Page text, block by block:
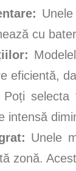
cu
eficientă,
Poți selecta
intensă
Unele
zonă.